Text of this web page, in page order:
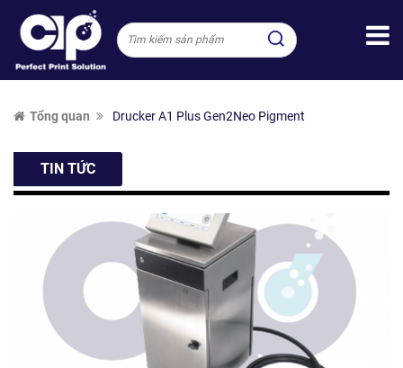
Tổng quan Drucker A1 Plus Gen2Neo Pigment
TIN TỨC